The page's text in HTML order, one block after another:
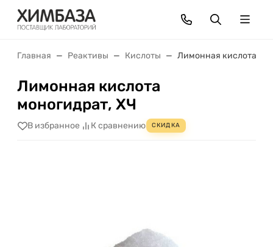
Главная Реактивы Кислоты Лимонная кислота
Лимонная кислота
моногидрат, ХЧ
В избранное К сравнению СКИДКА